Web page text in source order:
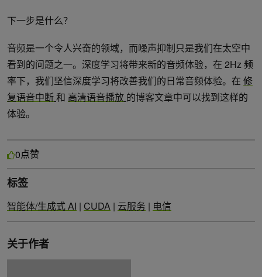
下一步是什么？
音频是一个令人兴奋的领域，而噪声抑制只是我们在太空中
看到的问题之一。深度学习将带来新的音频体验，在 2Hz 频
率下，我们坚信深度学习将改善我们的日常音频体验。在 修
复语音中断和 高清语音播放 的博客文章中可以找到这样的
体验。
0点赞
标签
智能体/生成式 AI | CUDA | 云服务 | 电信
关于作者